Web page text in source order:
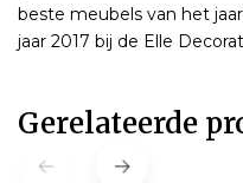
beste meubels van het
jaar 2017 bij de Elle
Gerelateerde